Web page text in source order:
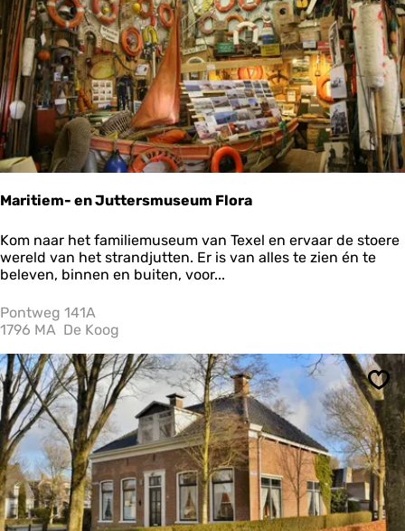
e
r
m
u
n
t
e
r
z
i
j
lMaritiem- en Juttersmuseum Flora
M
a
r
t
i
m
-
e
n
J
u
t
t
e
r
Kom naar het familiemuseum van Texel en ervaar de stoere
wereld van het strandjutten. Er is van alles te zien én te
beleven, binnen en buiten, voor...
Pontweg 141A
1796 MA De Koog